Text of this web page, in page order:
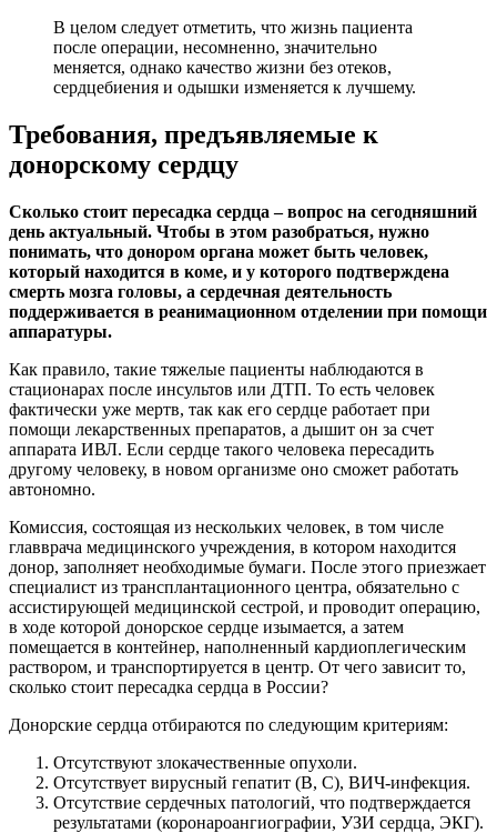
В целом следует отметить, что жизнь пациента
после операции, несомненно, значительно
меняется, однако качество жизни без отеков,
сердцебиения и одышки изменяется к лучшему.
Требования, предъявляемые к
донорскому сердцу
Сколько стоит пересадка сердца – вопрос на сегодняшний
день актуальный. Чтобы в этом разобраться, нужно
понимать, что донором органа может быть человек,
который находится в коме, и у которого подтверждена
смерть мозга головы, а сердечная деятельность
поддерживается в реанимационном отделении при помощи
аппаратуры.
Как правило, такие тяжелые пациенты наблюдаются в
стационарах после инсультов или ДТП. То есть человек
фактически уже мертв, так как его сердце работает при
помощи лекарственных препаратов, а дышит он за счет
аппарата ИВЛ. Если сердце такого человека пересадить
другому человеку, в новом организме оно сможет работать
автономно.
Комиссия, состоящая из нескольких человек, в том числе
главврача медицинского учреждения, в котором находится
донор, заполняет необходимые бумаги. После этого приезжает
специалист из трансплантационного центра, обязательно с
ассистирующей медицинской сестрой, и проводит операцию,
в ходе которой донорское сердце изымается, а затем
помещается в контейнер, наполненный кардиоплегическим
раствором, и транспортируется в центр. От чего зависит то,
сколько стоит пересадка сердца в России?
Донорские сердца отбираются по следующим критериям:
Отсутствуют злокачественные опухоли.
Отсутствует вирусный гепатит (В, С), ВИЧ-инфекция.
Отсутствие сердечных патологий, что подтверждается
результатами (коронароангиографии, УЗИ сердца, ЭКГ).